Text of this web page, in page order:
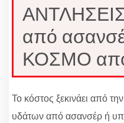
από
ΚΟΣΜΟ
Το κόστος ξεκινάει από
υδάτων από ασανσέρ ή